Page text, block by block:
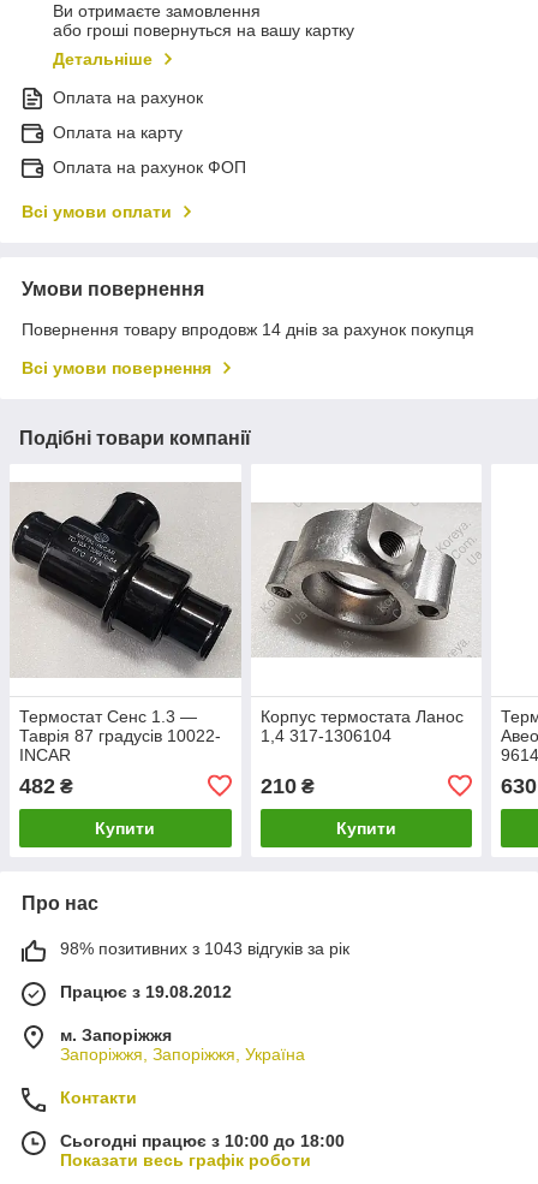
Ви отримаєте замовлення
або гроші повернуться на вашу картку
Детальніше
Оплата на рахунок
Оплата на карту
Оплата на рахунок ФОП
Всі умови оплати
Умови повернення
Повернення товару впродовж 14 днів за рахунок покупця
Всі умови повернення
Подібні товари компанії
Термостат Сенс 1.3 —
Таврія 87 градусів 10022-
INCAR
482 ₴
Купити
Корпус термостата Ланос
1,4 317-1306104
210₴
Купити
630
Про нас
98% позитивних з 1043 відгуків за рік
Працює з 19.08.2012
м. Запоріжжя
Запоріжжя, Запоріжжя, Україна
Контакти
Сьогодні працює з 10:00 до 18:00
Показати весь графік роботи